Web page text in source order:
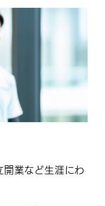
業など生涯にわ